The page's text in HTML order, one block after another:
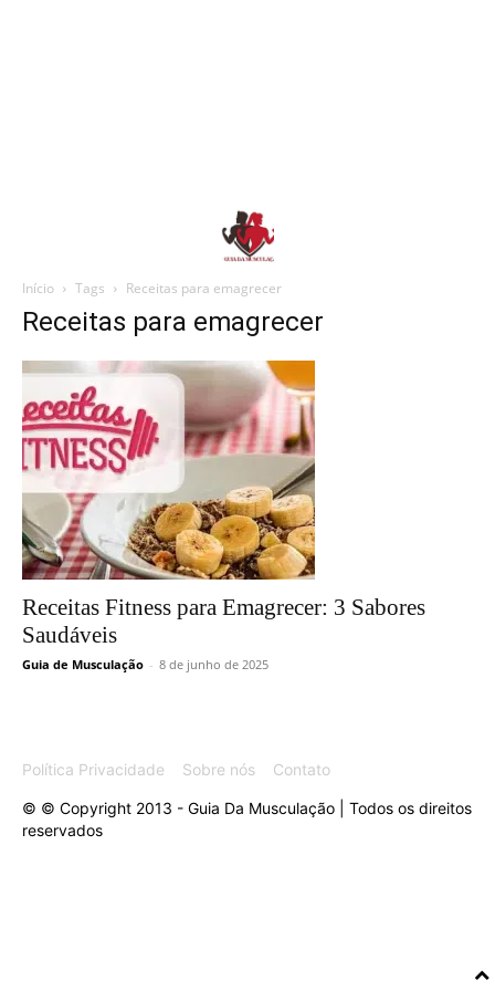
Início Tags Receitas para emagrecer
Receitas para emagrecer
Receitas Fitness para Emagrecer: 3 Sabores
Saudáveis
Guia de Musculação - 8 de junho de 2025
Política Privacidade Sobre nós Contato
© © Copyright 2013 - Guia Da Musculação | Todos os direitos
reservados